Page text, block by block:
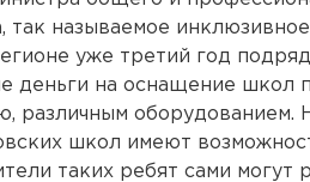
так называемое
уже третий год
деньги на оснащение школ
различным
школ имеют
таких ребят сами